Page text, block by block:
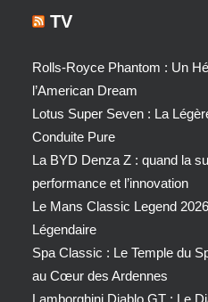
TV
Rolls-Royce Phantom : Un
l’American Dream
Lotus Super Seven : La
Conduite Pure
La BYD Denza Z : quand la
performance et l’innovation
Le Mans Classic Legend
Légendaire
Spa Classic : Le Temple du
au Cœur des Ardennes
Lamborghini Diablo GT : Le